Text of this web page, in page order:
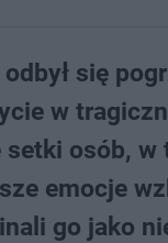
się
w
osób,
emocje
go jako